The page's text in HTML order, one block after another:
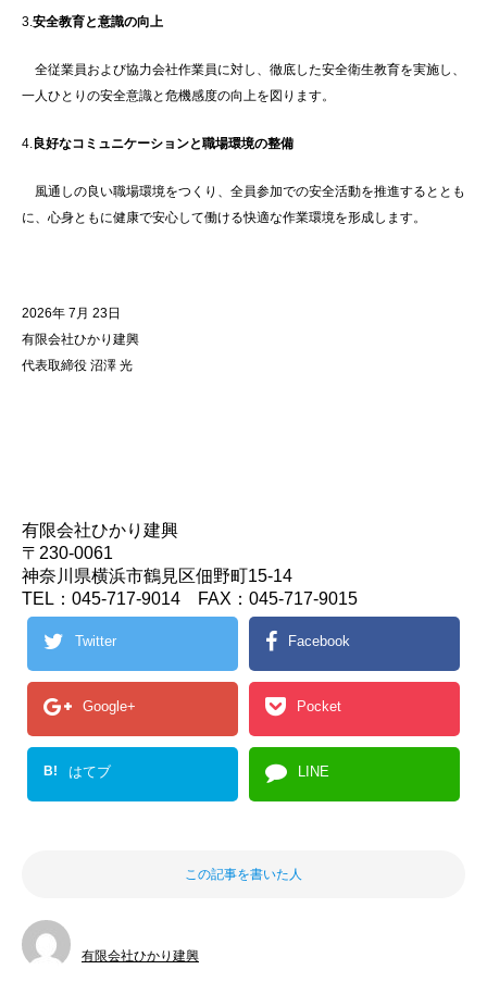
3.安全教育と意識の向上
全従業員および協力会社作業員に対し、徹底した安全衛生教育を実施し、
一人ひとりの安全意識と危機感度の向上を図ります。
4. 良好なコミュニケーションと職場環境の整備
風通しの良い職場環境をつくり、全員参加での安全活動を推進するととも
に、心身ともに健康で安心して働ける快適な作業環境を形成します。
2026年 7月 23日
有限会社ひかり建興
代表取締役 沼澤 光
有限会社ひかり建興
〒230-0061
神奈川県横浜市鶴見区佃野町15-14
TEL：045-717-9014 FAX：045-717-9015
Twitter Facebook
Google+ Pocket
B! はてブ LINE
この記事を書いた人
有限会社ひかり建興